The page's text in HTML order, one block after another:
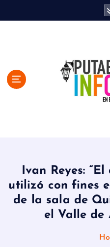
Ivan Reyes:
utilizó con fines
de la sala de
el Valle de